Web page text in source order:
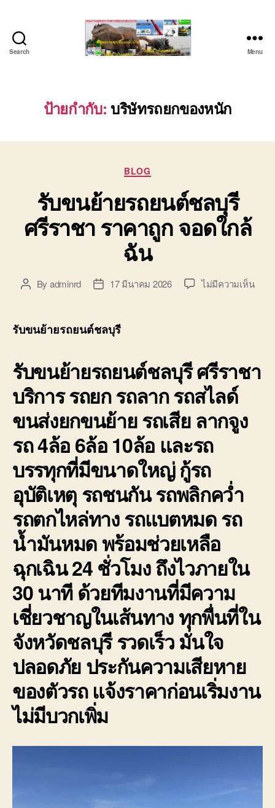
Search
เครื่องจักร
ระยอง
(บริษัท
พาณิชย์
บริการ
รถยก
รถ
รับจ้าง
ใน
เขต
บ่อ
วิน
Menu
ป้ายกำกับ: บริษัทรถยกของหนัก
Categories
BLOG
รับขนย้ายรถยนต์ชลบุรี
ศรีราชา ราคาถูก จอดใกล้
ฉัน
PostBy adminrd
Post17 มีนาคม 2026 ไม่มีความเห็นบน
ศรีร
ราคา
รับขนย้ายรถยนต์ชลบุรี
รับขนย้ายรถยนต์ชลบุรี ศรีราชา
บริการ รถยก รถลาก รถสไลด์
ขนส่งยกขนย้าย รถเสีย ลากจูง
รถ 4ล้อ 6ล้อ 10ล้อ และรถ
บรรทุกที่มีขนาดใหญ่ กู้รถ
อุบัติเหตุ รถชนกัน รถพลิกคว่ำ
รถตกไหล่ทาง รถแบตหมด รถ
น้ำมันหมด พร้อมช่วยเหลือ
ฉุกเฉิน 24 ชั่วโมง ถึงไวภายใน
30 นาที ด้วยทีมงานที่มีความ
เชี่ยวชาญในเส้นทาง ทุกพื่นที่ใน
จังหวัดชลบุรี รวดเร็ว มั่นใจ
ปลอดภัย ประกันความเสียหาย
ของตัวรถ แจ้งราคาก่อนเริ่มงาน
ไม่มีบวกเพิ่ม